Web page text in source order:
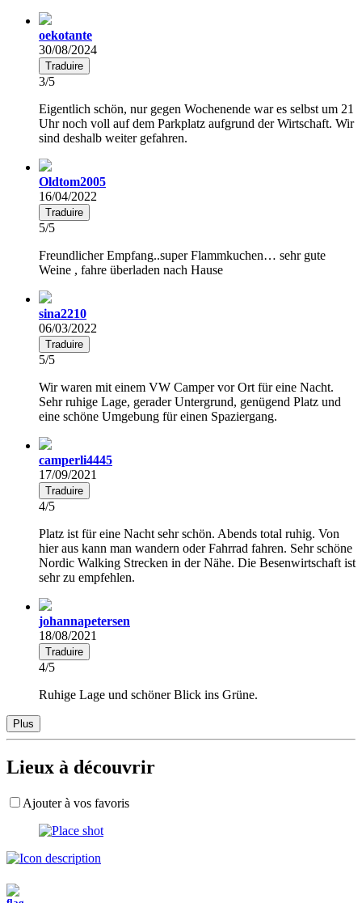
oekotante
30/08/2024
Traduire
3/5
Eigentlich schön, nur gegen Wochenende war es selbst um 21
Uhr noch voll auf dem Parkplatz aufgrund der Wirtschaft. Wir
sind deshalb weiter gefahren.
Oldtom2005
16/04/2022
Traduire
5/5
Freundlicher Empfang..super Flammkuchen… sehr gute
Weine , fahre überladen nach Hause
sina2210
06/03/2022
Traduire
5/5
Wir waren mit einem VW Camper vor Ort für eine Nacht.
Sehr ruhige Lage, gerader Untergrund, genügend Platz und
eine schöne Umgebung für einen Spaziergang.
camperli4445
17/09/2021
Traduire
4/5
Platz ist für eine Nacht sehr schön. Abends total ruhig. Von
hier aus kann man wandern oder Fahrrad fahren. Sehr schöne
Nordic Walking Strecken in der Nähe. Die Besenwirtschaft ist
sehr zu empfehlen.
johannapetersen
18/08/2021
Traduire
4/5
Ruhige Lage und schöner Blick ins Grüne.
Plus
Lieux à découvrir
Ajouter à vos favoris